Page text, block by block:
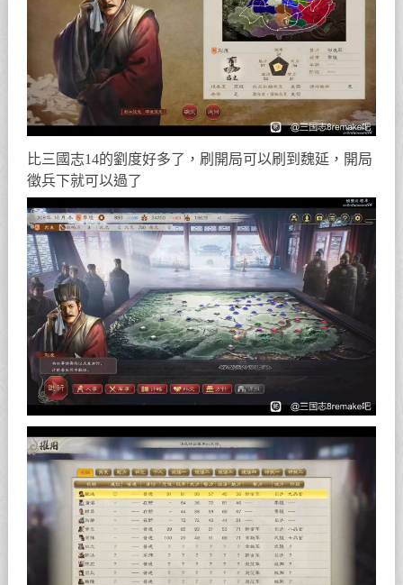
比三國志14的劉度好多了，刷開局可以刷到魏延，開局
徵兵下就可以過了